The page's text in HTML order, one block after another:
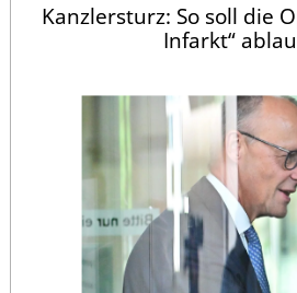
Kanzlersturz: So soll die
Infarkt“